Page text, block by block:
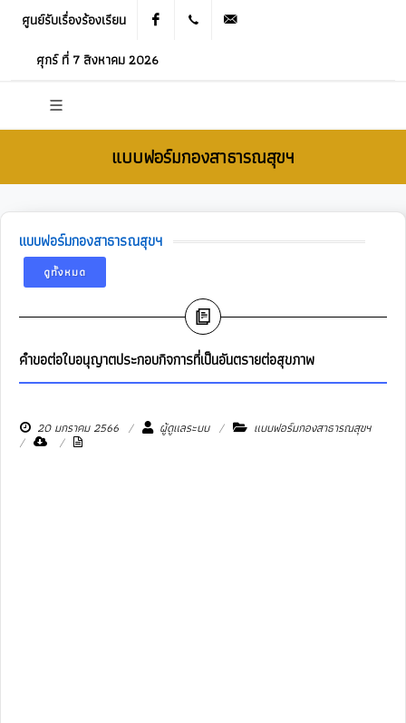
ศูนย์รับเรื่องร้องเรียน Facebook 021905536
ศุกร์ ที่ 7 สิงหาคม 2026
แบบฟอร์มกองสาธารณสุขฯ
แบบฟอร์มกองสาธารณสุขฯ
ดูทั้งหมด
คำขอต่อใบอนุญาตประกอบกิจการที่เป็นอันตรายต่อสุขภาพ
20 มกราคม 2566 ผู้ดูแลระบบ แบบฟอร์มกองสาธารณสุขฯ